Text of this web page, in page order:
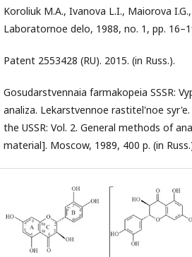
Koroliuk M.A., Ivanova L.I., Maiorova I.G.,
Laboratornoe delo, 1988, no. 1, pp.
Patent 2553428 (RU). 2015. (in Russ.).
Gosudarstvennaia farmakopeia SSSR:
analiza. Lekarstvennoe rastitel'noe
the USSR: Vol. 2. General methods of
material]. Moscow, 1989, 400 p. (in